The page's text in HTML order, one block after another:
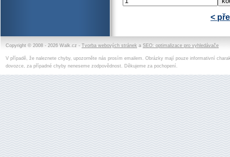
<
Copyright © 2008 - 2026 Walk.cz - Tvorba webových stránek a SEO: optimalizace pro vyhledávače
V případě, že naleznete chyby, upozorněte nás prosím emailem. Obrázky mají pouze informativní
dovozce, za případné chyby neneseme zodpovědnost. Děkujeme za pochopení.